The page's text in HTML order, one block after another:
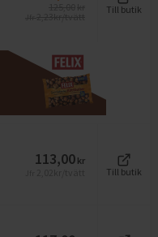
Till butik
113,00 kr
Till butik